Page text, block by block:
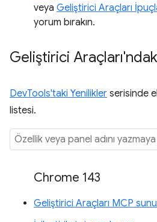
veya Geliştirici Araçları
yorum bırakın.
Geliştirici
DevTools'taki Yenilikler serisinde
listesi.
Chrome 143
Geliştirici Araçları MCP